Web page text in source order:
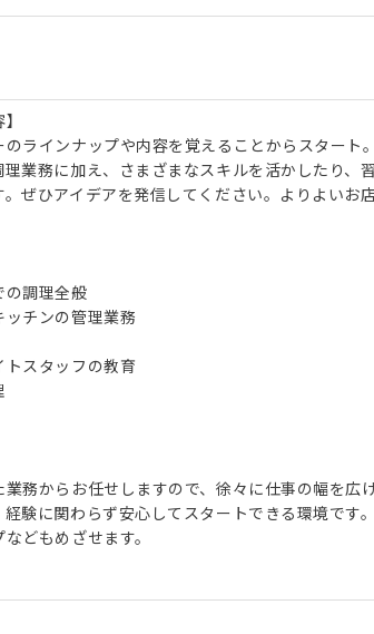
ラインナップや内容を覚えることからスタート
業務に加え、さまざまなスキルを活かしたり、
。ぜひアイデアを発信してください。よりよいお
の調理全般
ッチンの管理業務
トスタッフの教育
務からお任せしますので、徐々に仕事の幅を広
験に関わらず安心してスタートできる環境です。
どもめざせます。